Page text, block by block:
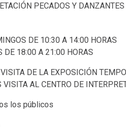
PECADOS Y
DE 10:30 A 14:00 HORAS
DE 18:00 A 21:00 HORAS
DE LA EXPOSICIÓN
VISITA AL CENTRO DE
los públicos